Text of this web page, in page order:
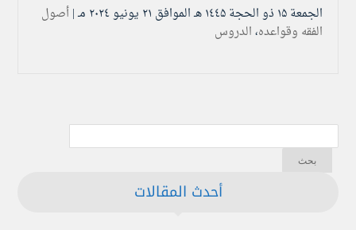
الجمعة ۱۵ ذو الحجة ۱٤٤۵ هـ الموافق ۲۱ يونيو ۲۰۲٤ مـ |
أصول
الفقه وقواعده،الدروس
أحدث المقالات